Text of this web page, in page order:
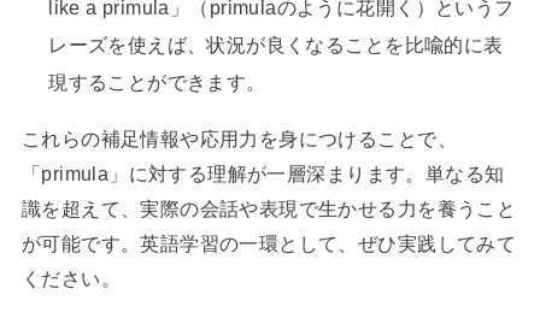
like a primula」（primulaのように花開く）というフ
レーズを使えば、状況が良くなることを比喩的に表
現することができます。
これらの補足情報や応用力を身につけることで、
「primula」に対する理解が一層深まります。単なる知
識を超えて、実際の会話や表現で生かせる力を養うこと
が可能です。英語学習の一環として、ぜひ実践してみて
ください。